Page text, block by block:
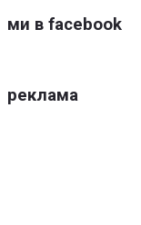
ми в facebook
реклама